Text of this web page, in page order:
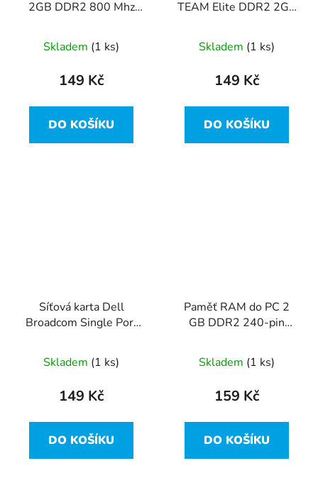
2GB DDR2 800 Mhz
Skladem (1 ks)
149 Kč
DO KOŠÍKU
TEAM Elite DDR2 2GB
TED24GM800C6DC01
Skladem (1 ks)
149 Kč
DO KOŠÍKU
Síťová karta Dell
Broadcom Single Port
LOW profil
Skladem (1 ks)
149 Kč
DO KOŠÍKU
Paměť RAM do PC 2
GB DDR2 240-pin
D2U800C-2G-BJ
Skladem (1 ks)
159 Kč
DO KOŠÍKU